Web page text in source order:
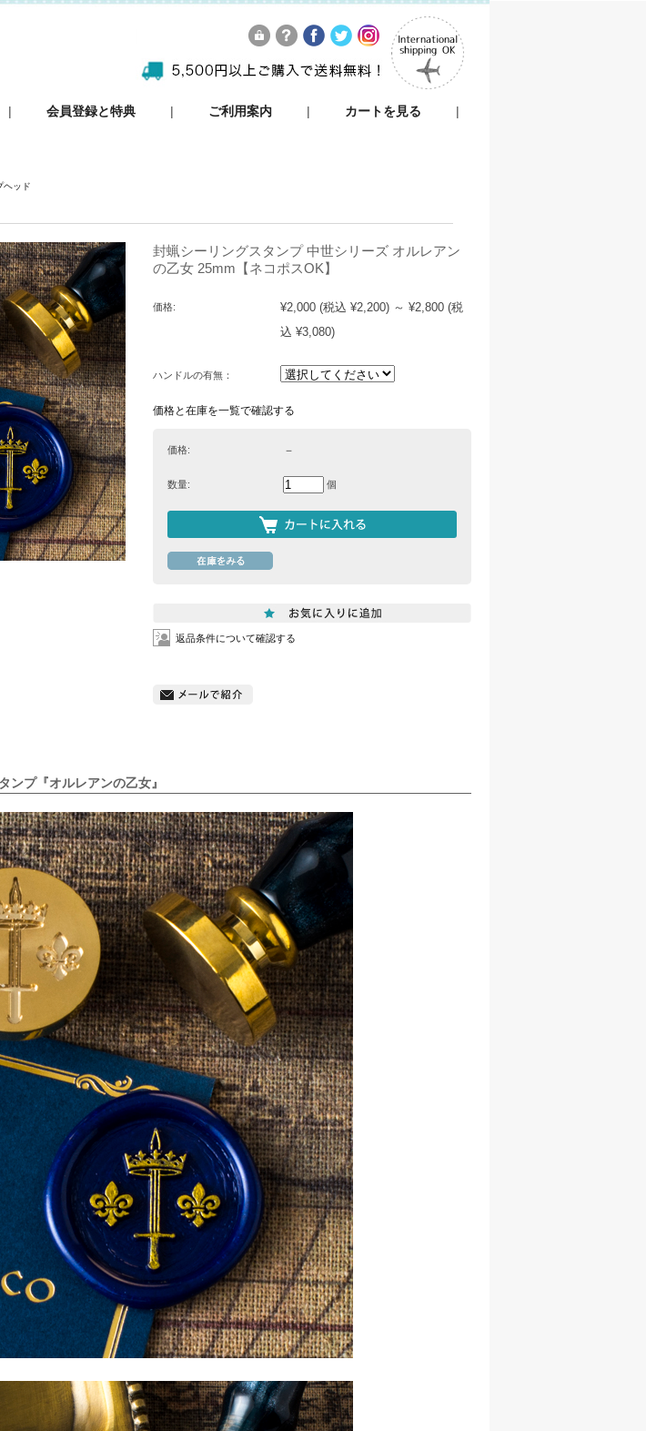
会員登録と特典 ご利用案内 カートを見る
ヘッド
封蝋シーリングスタンプ 中世シリーズ オルレアン
の乙女 25mm【ネコポスOK】
価格: ¥2,000 (税込 ¥2,200) ～ ¥2,800 (税
込 ¥3,080)
ハンドルの有無：
価格と在庫を一覧で確認する
価格: －
数量: 個
返品条件について確認する
ンプ『オルレアンの乙女』